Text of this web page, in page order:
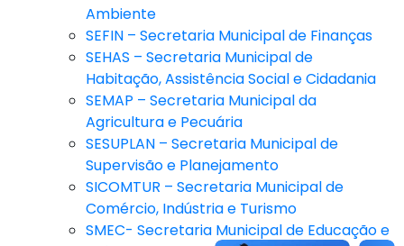
Ambiente
SEFIN – Secretaria Municipal de Finanças
SEHAS – Secretaria Municipal de
Habitação, Assistência Social e Cidadania
SEMAP – Secretaria Municipal da
Agricultura e Pecuária
SESUPLAN – Secretaria Municipal de
Supervisão e Planejamento
SICOMTUR – Secretaria Municipal de
Comércio, Indústria e Turismo
SMEC- Secretaria Municipal de Educação e